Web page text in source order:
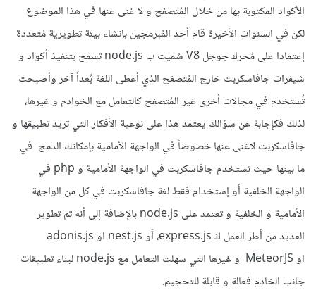
الأكواد المكتوبة بها من خلال المُتصفح و لا غنى عنها في هذا الموضوع
لكن في السنوات الأخيرة قام أحد المُبرمجين بإنشاء بيئة تطويرية مُتعددة
إعتمادا على مُحرك جوجل V8 سُميت ب node.js تسمح بتنفيذ أكواد و
شيفرات جافاسكربت خارج المُتصفح الذي أعطى اللغة بُعداً آخر وأصبحت
تُستخدم في مجالات أخرى غير المُتصفح كالتعامل مع الخوادم و غيرها،
لذلك فكإجابة عن سؤالك يعتمد هذا على نوعية الأفكار التي تريد تطبيقها و
جافاسكربت لاغنى عنها خصوصاً في الواجهة الأمامية بإمكانك الدمج في
ما بينها حيث تستخدم جافاسكربت في الواجهة الأمامية و php في
الواجهة الخلفية أو إستخدام فقط لغة جافاسكربت في كل من الواجهة
الأمامية و الخلفية و تعتمد على node.js بالإضافة إلى أنه تم تطوير
العديد من أطر العمل كَ express.js، أو nest.js او adonis.js
او MeteorJS و غيرها التي سهلت التعامل مع node.js لبناء تطبيقات
جانب الخادم فعالة و قابلة للتحجيم.